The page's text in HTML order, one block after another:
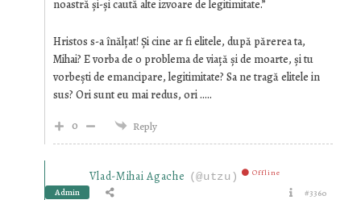
noastră şi-şi caută alte izvoare de legitimitate.”
Hristos s-a înălțat! Și cine ar fi elitele, după părerea ta,
Mihai? E vorba de o problema de viață și de moarte, și tu
vorbești de emancipare, legitimitate? Sa ne tragă elitele in
sus? Ori sunt eu mai redus, ori …..
0
Reply
Vlad-Mihai Agache (@utzu) Offline
Admin #3360